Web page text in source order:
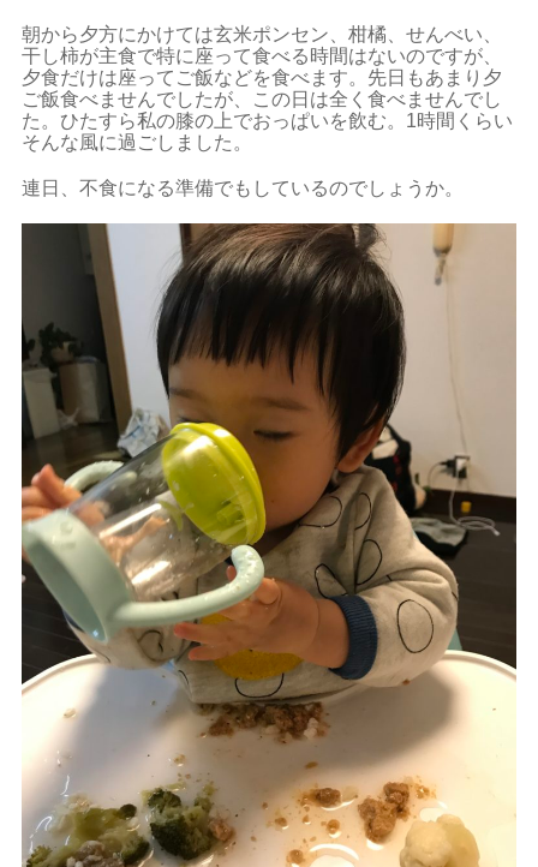
朝から夕方にかけては玄米ポンセン、柑橘、せんべい、
干し柿が主食で特に座って食べる時間はないのですが、
夕食だけは座ってご飯などを食べます。先日もあまり夕
ご飯食べませんでしたが、この日は全く食べませんでし
た。ひたすら私の膝の上でおっぱいを飲む。1時間くらい
そんな風に過ごしました。
連日、不食になる準備でもしているのでしょうか。